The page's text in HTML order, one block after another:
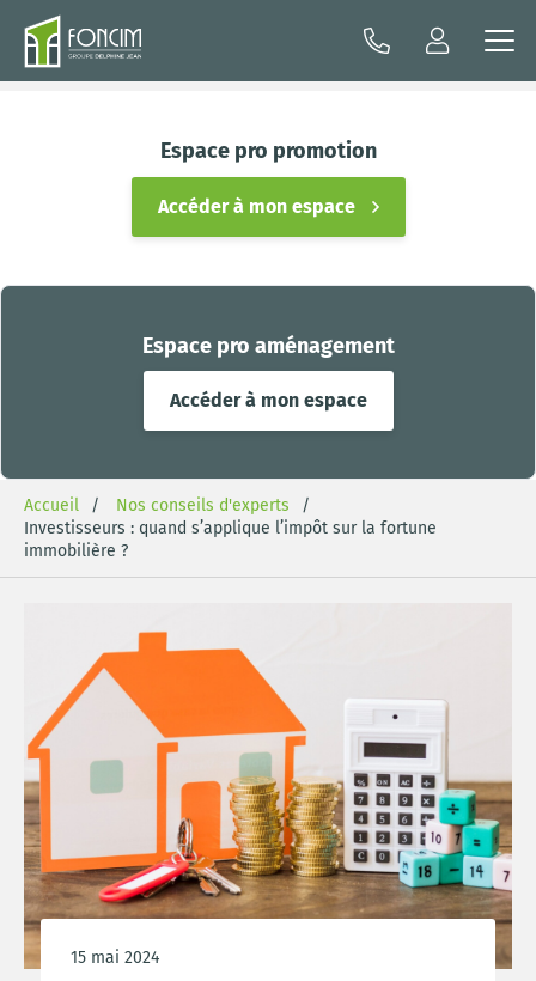
Espace pro aménagement
Accéder à mon espace
Espace pro promotion
Accéder à mon espace
Accueil
Nos conseils d'experts
Investisseurs : quand s’applique l’impôt sur la fortune
immobilière ?
15 mai 2024